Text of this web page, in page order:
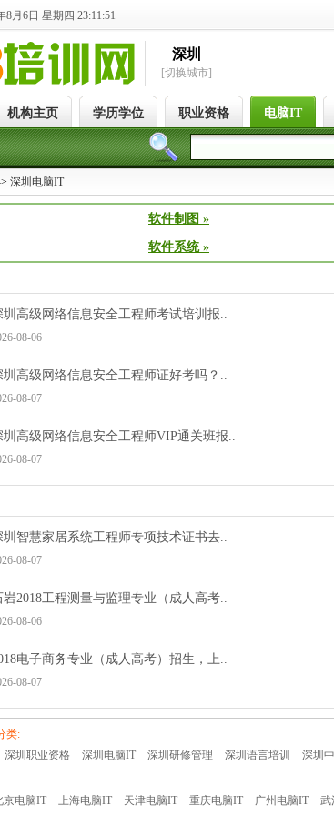
8月6日 星期四 23:11:51
深圳
[切换城市]
机构主页 学历学位 职业资格 电脑IT
深圳电脑IT
软件制图 »
软件系统 »
圳高级网络信息安全工程师考试培训报..
08-06
圳高级网络信息安全工程师证好考吗？..
08-07
圳高级网络信息安全工程师VIP通关班报..
08-07
圳智慧家居系统工程师专项技术证书去..
08-07
岩2018工程测量与监理专业（成人高考..
08-06
电子商务专业（成人高考）招生，上..
08-07
类:
深圳职业资格 深圳电脑IT 深圳研修管理 深圳语言培训 深圳
京电脑IT 上海电脑IT 天津电脑IT 重庆电脑IT 广州电脑IT 武